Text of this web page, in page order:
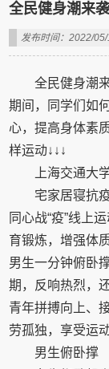
全民健身潮来
发布时间：2022/
全民健身潮
期间，同学们如
心，提高身体素
样运动↓↓↓
上海交通大
宅家居寝抗
同心战“疫”线上
育锻炼，增强体
男生一分钟俯卧
期，反响热烈，
青年拼搏向上、
劳孤独，享受运
男生俯卧撑